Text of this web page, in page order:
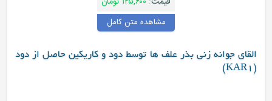
مشاهده متن کامل
زنی بذر علف ها توسط دود و کاریکین حاصل از دود